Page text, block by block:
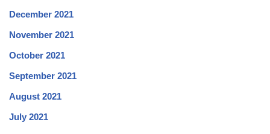
December 2021
November 2021
October 2021
September 2021
August 2021
July 2021